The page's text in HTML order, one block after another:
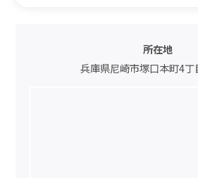
所在地
兵庫県尼崎市塚口本町4丁